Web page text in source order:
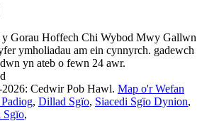
Gorau Hoffech Chi Wybod Mwy Gallwn
ymholiadau am ein cynnyrch. gadewch
yn ateb o fewn 24 awr.
Cedwir Pob Hawl. Map o'r Wefan
, Dillad Sgïo, Siacedi Sgïo Dynion,
Sgïo,